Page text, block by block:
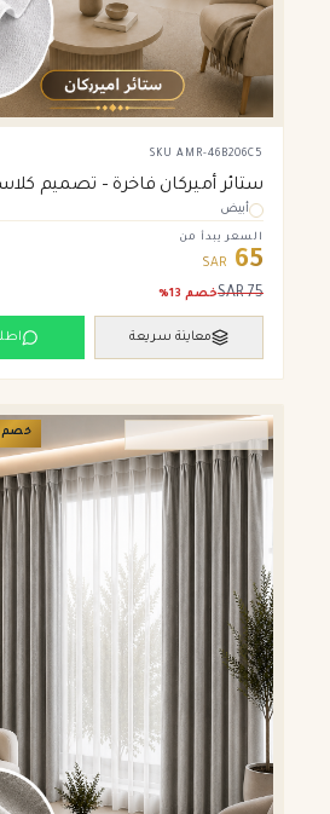
SKU AMR-46B206C5
ستائر أميركان فاخرة – تصميم
أبيض
أبيض
السعر يبدأ من
65
SAR
75
SARخصم 13
%
معاينة سريعة
خصم